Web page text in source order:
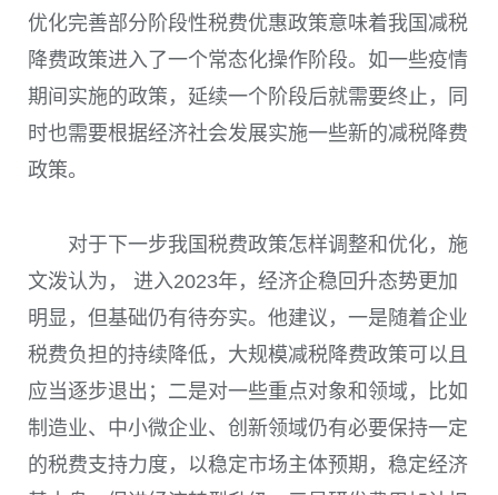
优化完善部分阶段性税费优惠政策意味着我国减税
降费政策进入了一个常态化操作阶段。如一些疫情
期间实施的政策，延续一个阶段后就需要终止，同
时也需要根据经济社会发展实施一些新的减税降费
政策。
对于下一步我国税费政策怎样调整和优化，施
文泼认为， 进入2023年，经济企稳回升态势更加
明显，但基础仍有待夯实。他建议，一是随着企业
税费负担的持续降低，大规模减税降费政策可以且
应当逐步退出；二是对一些重点对象和领域，比如
制造业、中小微企业、创新领域仍有必要保持一定
的税费支持力度，以稳定市场主体预期，稳定经济